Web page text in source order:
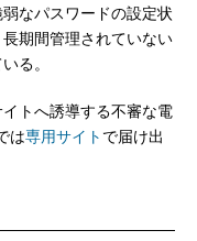
なパスワードの設定状
期間管理されていない
る。
トへ誘導する不審な電
は専用サイト で届け出